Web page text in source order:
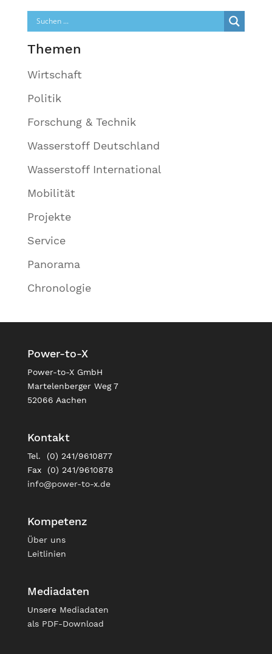
Themen
Wirtschaft
Politik
Forschung & Technik
Wasserstoff Deutschland
Wasserstoff International
Mobilität
Projekte
Service
Panorama
Chronologie
Power-to-X
Power-to-X GmbH
Martelenberger Weg 7
52066 Aachen
Kontakt
Tel. (0) 241/9610877
Fax (0) 241/9610878
info@power-to-x.de
Kompetenz
Über uns
Leitlinien
Mediadaten
Unsere Mediadaten
als PDF-Download